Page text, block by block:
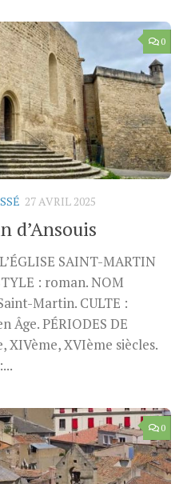
0
27 AVRIL 2025
d’Ansouis
SAINT-MARTIN
: roman. NOM
Martin. CULTE :
Âge. PÉRIODES DE
XIVème, XVIème siècles.
0